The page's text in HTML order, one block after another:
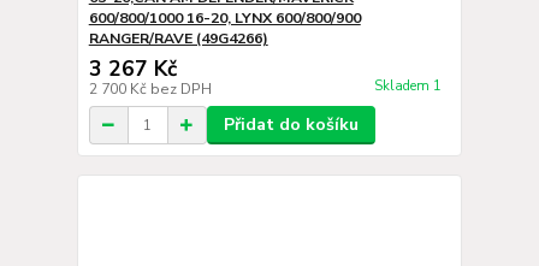
600/800/1000 16-20, LYNX 600/800/900
RANGER/RAVE (49G4266)
3 267 Kč
2 700 Kč bez DPH Skladem 1
Přidat do košíku